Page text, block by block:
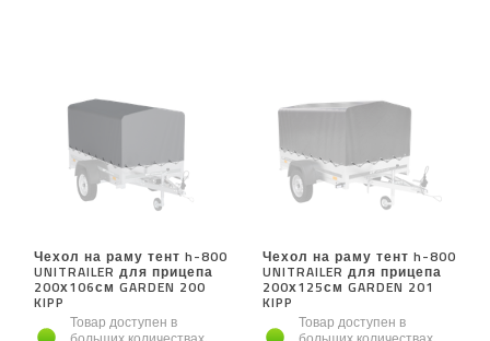
Чехол на раму тент h-800
UNITRAILER для прицепа
200х106см GARDEN 200
KIPP
Товар доступен в
Чехол на раму тент h-800
UNITRAILER для прицепа
200х125см GARDEN 201
KIPP
Товар доступен в